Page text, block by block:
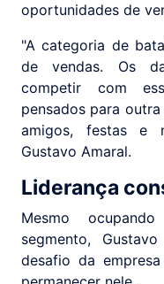
oportunidades de
"A categoria de
de vendas. Os
competir com
pensados para
amigos, festas e
Gustavo Amaral.
Liderança
Mesmo
segmento,
desafio da